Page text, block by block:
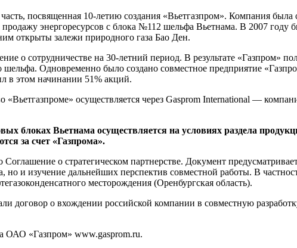
посвященная 10-летию создания «Вьетгазпром». Компания была
продажу энергоресурсов с блока №112 шельфа Вьетнама. В 2007 году
открыты залежи природного газа Бао Ден.
о сотрудничестве на 30-летний период. В результате «Газпром»
шельфа. Одновременно было создано совместное предприятие
в этом начинании 51% акций.
«Вьетгазпроме» осуществляется через Gasprom International —
блоках Вьетнама осуществляется на условиях раздела
за счет «Газпрома».
о стратегическом партнерстве. Документ
но и изучение дальнейших перспектив совместной работы. В
месторождения (Оренбургская область).
договор о вхождении российской компании в совместную
ОАО «Газпром» www.gasprom.ru.